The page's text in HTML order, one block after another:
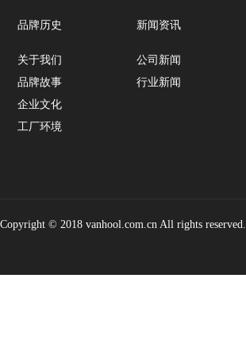
品牌历史
关于我们
品牌故事
企业文化
工厂环境
新闻资讯
公司新闻
行业新闻
Copyright © 2018 vanhool.com.cn All rights reserved.